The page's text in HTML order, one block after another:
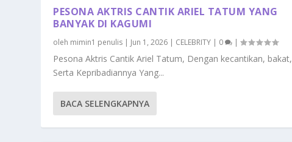
PESONA AKTRIS CANTIK ARIEL TATUM YANG
BANYAK DI KAGUMI
oleh mimin1 penulis | Jun 1, 2026 | CELEBRITY | 0 |
Pesona Aktris Cantik Ariel Tatum, Dengan kecantikan, bakat,
Serta Kepribadiannya Yang...
BACA SELENGKAPNYA